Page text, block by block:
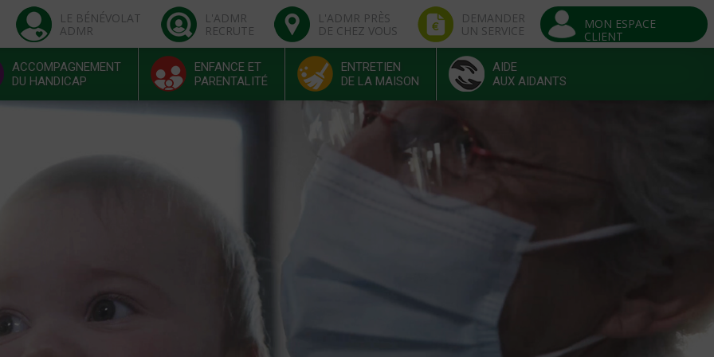
LE BÉNÉVOLAT
ADMR
L'ADMR
RECRUTE
L'ADMR PRÈS
DE CHEZ VOUS
DEMANDER
UN SERVICE
MON ESPACE
CLIENT
ACCOMPAGNEMENT
DU HANDICAP
ENFANCE ET
PARENTALITÉ
ENTRETIEN
DE LA MAISON
AIDE
AUX AIDANTS